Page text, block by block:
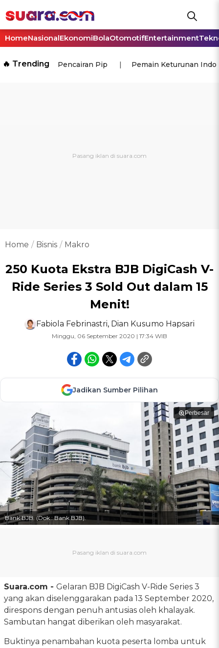
HomeNasionalEkonomiBolaOtomotifEntertainment
🔥 Trending Pencairan Pip Pemain Keturunan
Home Bisnis Makro
250 Kuota Ekstra BJB DigiCash V-
Ride Series 3 Sold Out dalam 15
Menit!
Fabiola Febrinastri, Dian Kusumo Hapsari
Minggu, 06 September 2020 | 17:34 WIB
Jadikan Sumber Pilihan
Perbesar
Bank BJB. (Dok : Bank BJB).
Suara.com - Gelaran BJB DigiCash V-Ride Series 3
yang akan diselenggarakan pada 13 September 2020,
direspons dengan penuh antusias oleh khalayak.
Sambutan hangat diberikan oleh masyarakat.
Buktinya penambahan kuota peserta lomba untuk